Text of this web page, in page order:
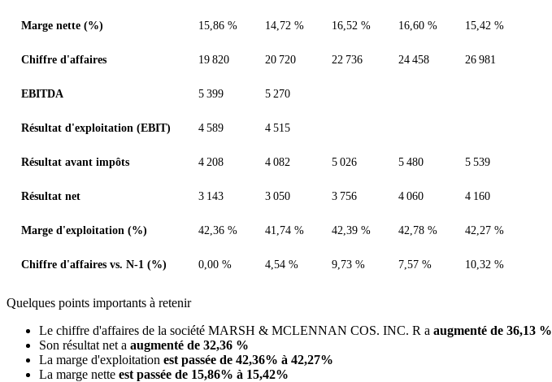
Marge nette (%) 15,86 % 14,72 % 16,52 % 16,60 % 15,42 %
Chiffre d'affaires 19 820 20 720 22 736 24 458 26 981
EBITDA 5 399 5 270
Résultat d'exploitation (EBIT) 4 589 4 515
Résultat avant impôts 4 208 4 082 5 026 5 480 5 539
Résultat net 3 143 3 050 3 756 4 060 4 160
Marge d'exploitation (%) 42,36 % 41,74 % 42,39 % 42,78 % 42,27 %
Chiffre d'affaires vs. N-1 (%) 0,00 % 4,54 % 9,73 % 7,57 % 10,32 %
Quelques points importants à retenir
Le chiffre d'affaires de la société MARSH & MCLENNAN COS. INC. R a augmenté de 36,13 %
Son résultat net a augmenté de 32,36 %
La marge d'exploitation est passée de 42,36% à 42,27%
La marge nette est passée de 15,86% à 15,42%